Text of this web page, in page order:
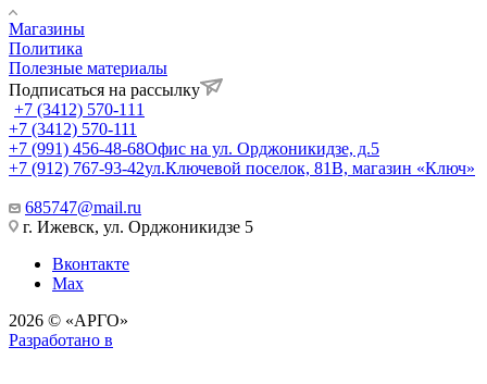
Магазины
Политика
Полезные материалы
Подписаться на рассылку
+7 (3412) 570-111
+7 (3412) 570-111
+7 (991) 456-48-68Офис на ул. Орджоникидзе, д.5
+7 (912) 767-93-42ул.Ключевой поселок, 81В, магазин «Ключ»
685747@mail.ru
г. Ижевск, ул. Орджоникидзе 5
Вконтакте
Max
2026 © «АРГО»
Разработано в